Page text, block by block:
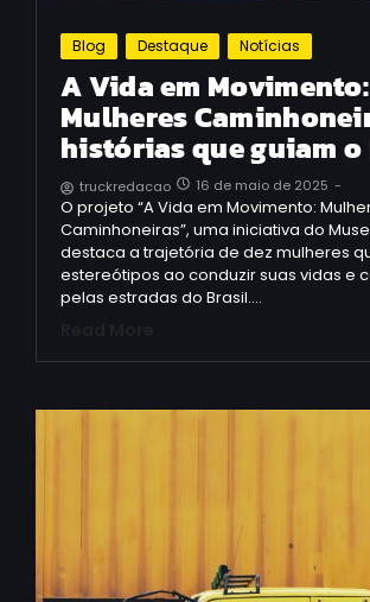
Blog Destaque Notícias
A Vida em Movimento:
Mulheres
histórias que guiam
truckredacao 16 de maio de 2025 -
O projeto “A Vida em Movimento:
Caminhoneiras”, uma iniciativa do
destaca a trajetória de dez mulheres
estereótipos ao conduzir suas vidas e
pelas estradas do Brasil.…